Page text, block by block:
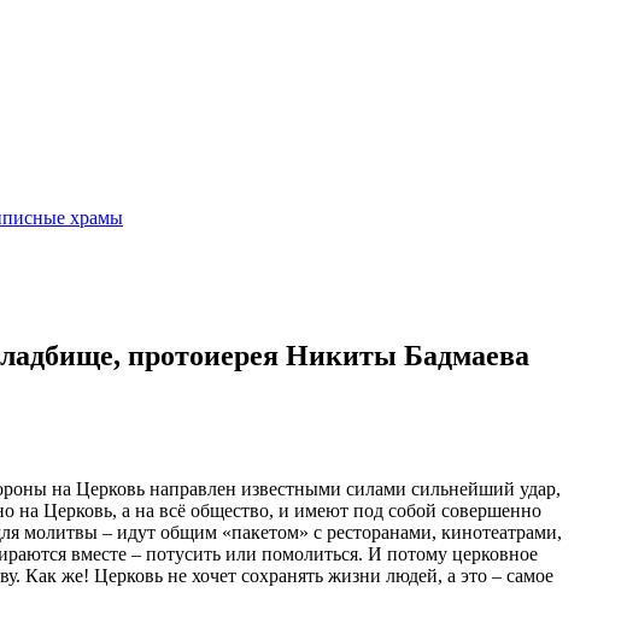
храмы
протоиерея Никиты Бадмаева
на Церковь направлен известными силами сильнейший удар,
Церковь, а на всё общество, и имеют под собой совершенно
молитвы – идут общим «пакетом» с ресторанами, кинотеатрами,
вместе – потусить или помолиться. И потому церковное
Как же! Церковь не хочет сохранять жизни людей, а это – самое